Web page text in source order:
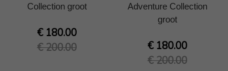
Collection groot
€ 180.00
€ 200.00
Adventure Collection
groot
€ 180.00
€ 200.00